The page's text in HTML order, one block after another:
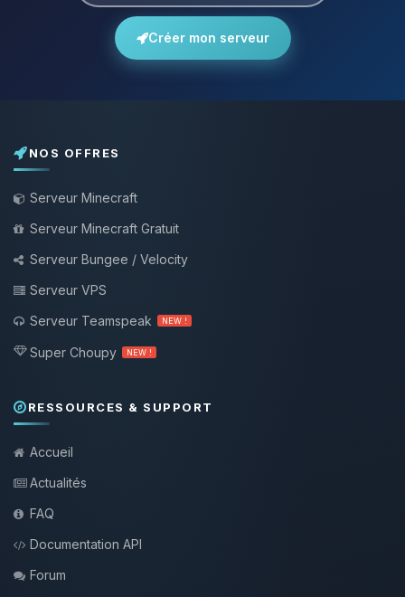
Créer mon serveur
NOS OFFRES
Serveur Minecraft
Serveur Minecraft Gratuit
Serveur Bungee / Velocity
Serveur VPS
Serveur Teamspeak
NEW !
Super Choupy NEW !
RESSOURCES & SUPPORT
Accueil
Actualités
FAQ
Documentation API
Forum